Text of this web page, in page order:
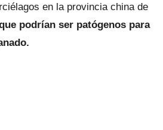
en la provincia china de
podrían ser patógenos para